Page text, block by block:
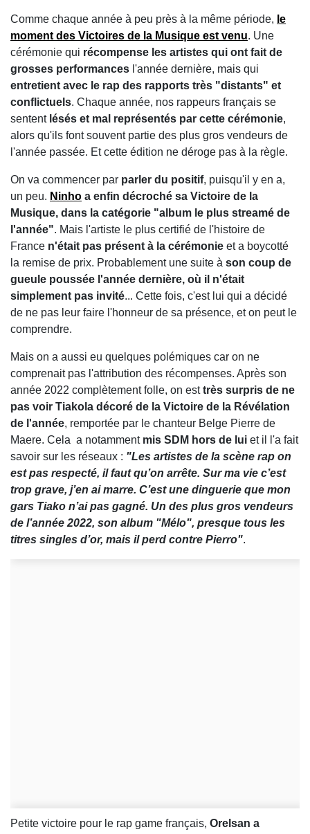
Comme chaque année à peu près à la même période, le
moment des Victoires de la Musique est venu. Une
cérémonie qui récompense les artistes qui ont fait de
grosses performances l'année dernière, mais qui
entretient avec le rap des rapports très "distants" et
conflictuels. Chaque année, nos rappeurs français se
sententlésés et mal représentés par cette cérémonie,
alors qu'ils font souvent partie des plus gros vendeurs de
l'année passée. Et cette édition ne déroge pas à la règle.
On va commencer par parler du positif, puisqu'il y en a,
un peu. Ninho a enfin décroché sa Victoire de la
Musique, dans la catégorie "album le plus streamé de
l'année". Mais l'artiste le plus certifié de l'histoire de
France n'était pas présent à la cérémonie et a boycotté
la remise de prix. Probablement une suite à son coup de
gueule poussée l'année dernière, où il n'était
simplement pas invité... Cette fois, c'est lui qui a décidé
de ne pas leur faire l'honneur de sa présence, et on peut le
comprendre.
Mais on a aussi eu quelques polémiques car on ne
comprenait pas l'attribution des récompenses. Après son
année 2022 complètement folle, on esttrès surpris de ne
pas voir Tiakola décoré de la Victoire de la Révélation
de l'année, remportée par le chanteur Belge Pierre de
Maere. Cela a notammentmis SDM hors de lui et il l'a fait
savoir sur les réseaux : "Les artistes de la scène rap on
est pas respecté, il faut qu’on arrête. Sur ma vie c’est
trop grave, j’en ai marre. C’est une dinguerie que mon
gars Tiako n’ai pas gagné. Un des plus gros vendeurs
de l’année 2022, son album "Mélo", presque tous les
titres singles d’or, mais il perd contre Pierro".
Petite victoire pour le rap game français, Orelsan a